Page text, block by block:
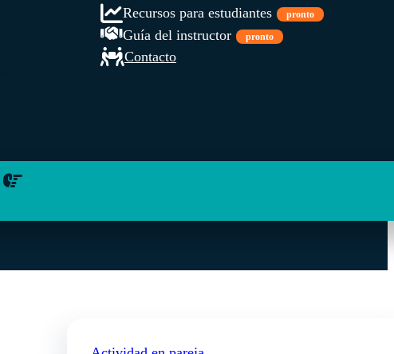
Recursos para estudiantes
pronto
Guía del instructor pronto
Contacto